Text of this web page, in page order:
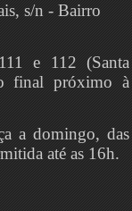
s/n - Bairro
e 112 (Santa
final próximo à
a domingo, das
até as 16h.